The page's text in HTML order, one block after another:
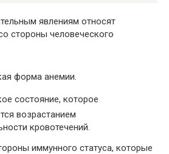
явлениям относят
стороны человеческого
форма анемии.
состояние, которое
возрастанием
кровотечений.
иммунного статуса, которые